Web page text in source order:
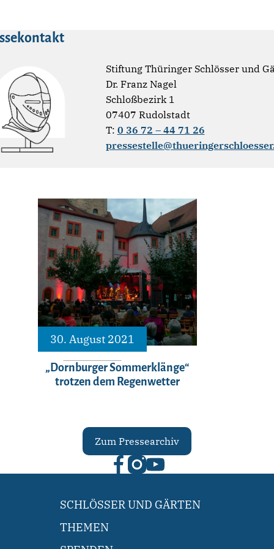
Stiftung Thüringer Schlösser und
Dr. Franz Nagel
Schloßbezirk 1
07407 Rudolstadt
T: 0 36 72 – 44 71 26
30. August 2021
„Dornburger Sommerklänge“
trotzen dem Regenwetter
Zum Pressearchiv
SCHLÖSSER UND GÄRTEN
THEMEN